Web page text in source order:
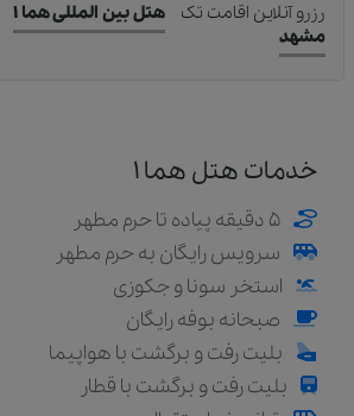
خدمات هتل هما ۱
5 دقیقه پیاده تا حرم مطهر
سرویس رایگان به حرم مطهر
استخر سونا و جکوزی
صبحانه بوفه رایگان
بلیت رفت و برگشت با هواپیما
بلیت رفت و برگشت با قطار
رزرو آنلاین اقامت تک
هتل بین المللی هما ۱
مشهد